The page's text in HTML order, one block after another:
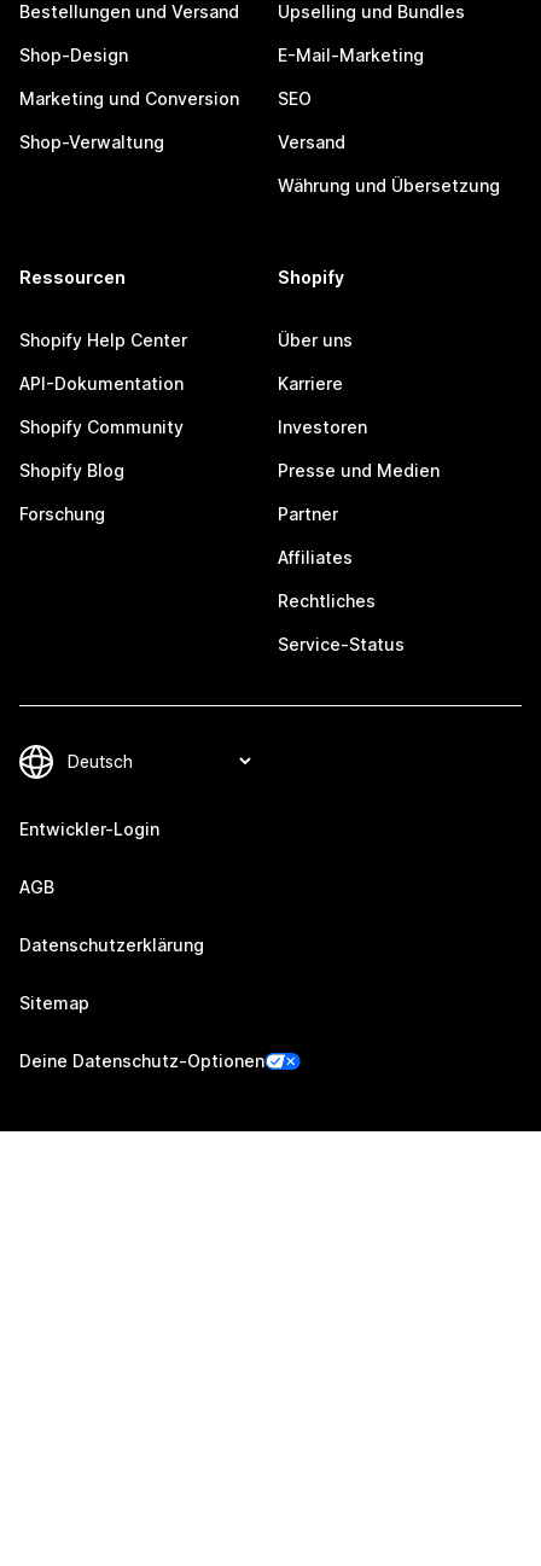
Bestellungen und Versand
Shop-Design
Marketing und Conversion
Shop-Verwaltung
Upselling und Bundles
E-Mail-Marketing
SEO
Versand
Währung und Übersetzung
Ressourcen
Shopify Help Center
API-Dokumentation
Shopify Community
Shopify Blog
Forschung
Shopify
Über uns
Karriere
Investoren
Presse und Medien
Partner
Affiliates
Rechtliches
Service-Status
Entwickler-Login
AGB
Datenschutzerklärung
Sitemap
Deine Datenschutz-Optionen